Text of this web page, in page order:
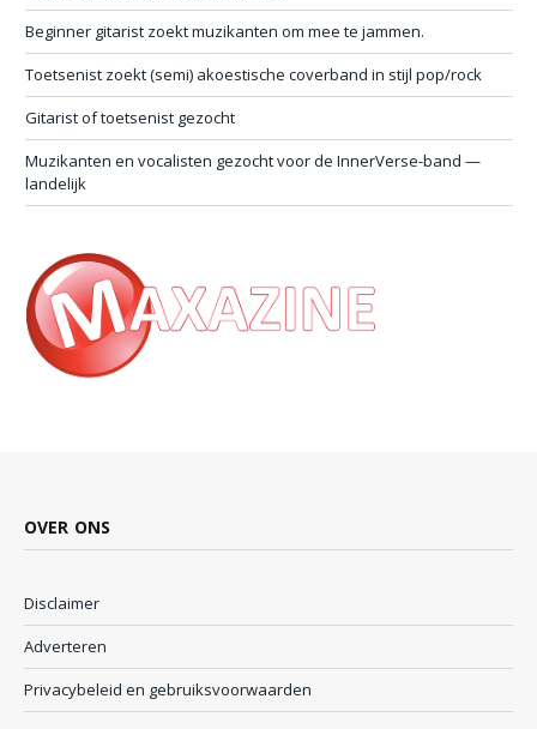
Beginner gitarist zoekt muzikanten om mee te jammen.
Toetsenist zoekt (semi) akoestische coverband in stijl pop/rock
Gitarist of toetsenist gezocht
Muzikanten en vocalisten gezocht voor de InnerVerse-band —
landelijk
OVER ONS
Disclaimer
Adverteren
Privacybeleid en gebruiksvoorwaarden